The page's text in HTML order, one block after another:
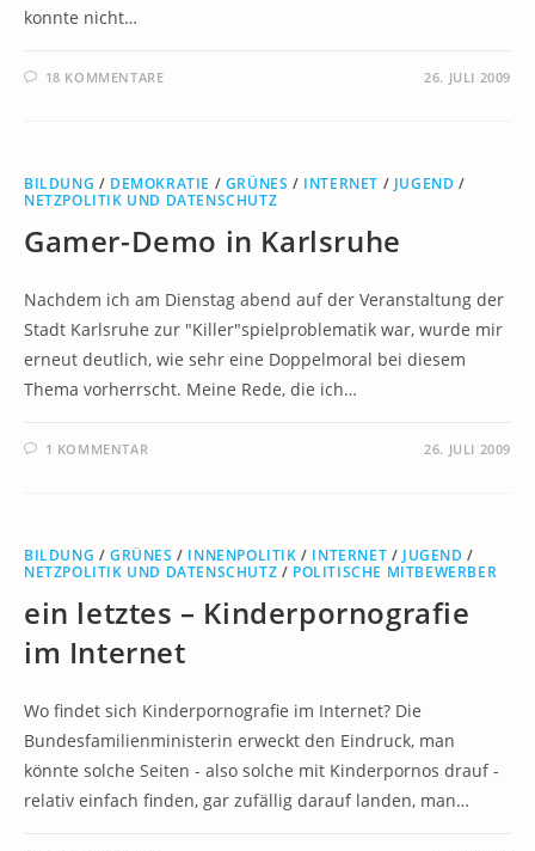
konnte nicht…
18 KOMMENTARE 26. JULI 2009
BILDUNG / DEMOKRATIE / GRÜNES / INTERNET / JUGEND /
NETZPOLITIK UND DATENSCHUTZ
Gamer-Demo in Karlsruhe
Nachdem ich am Dienstag abend auf der Veranstaltung der
Stadt Karlsruhe zur "Killer"spielproblematik war, wurde mir
erneut deutlich, wie sehr eine Doppelmoral bei diesem
Thema vorherrscht. Meine Rede, die ich…
1 KOMMENTAR 26. JULI 2009
BILDUNG /GRÜNES / INNENPOLITIK / INTERNET / JUGEND /
NETZPOLITIK UND DATENSCHUTZ / POLITISCHE MITBEWERBER
ein letztes – Kinderpornografie
im Internet
Wo findet sich Kinderpornografie im Internet? Die
Bundesfamilienministerin erweckt den Eindruck, man
könnte solche Seiten - also solche mit Kinderpornos drauf -
relativ einfach finden, gar zufällig darauf landen, man…